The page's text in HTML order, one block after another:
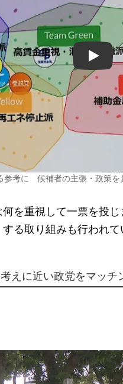
Play
参考に 候補者の主張・政策を
を重視して一票を投
る取り組みも行われて
考えに近い政党をマッ